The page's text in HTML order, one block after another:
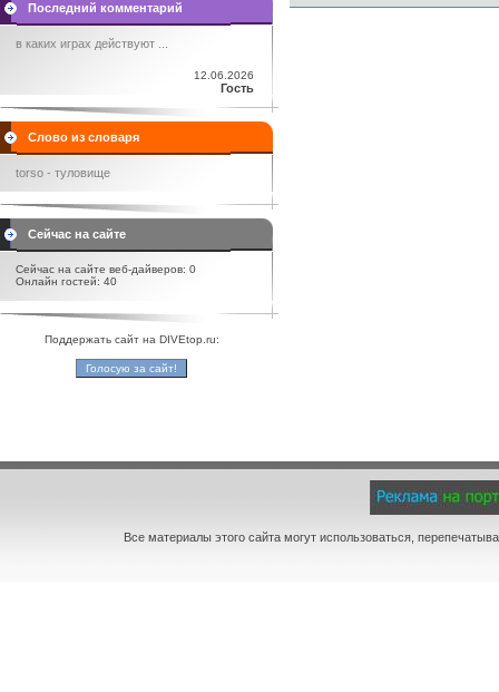
Последний комментарий
в каких играх действуют ...
12.06.2026
Гость
Слово из словаря
torso - туловище
Сейчас на сайте
Сейчас на сайте веб-дайверов: 0
Онлайн гостей: 40
Поддержать сайт на DIVEtop.ru:
Все материалы этого сайта могут использоваться,